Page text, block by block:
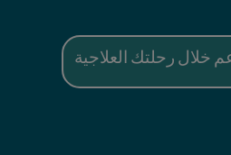
خلال رحلتك العلاجية